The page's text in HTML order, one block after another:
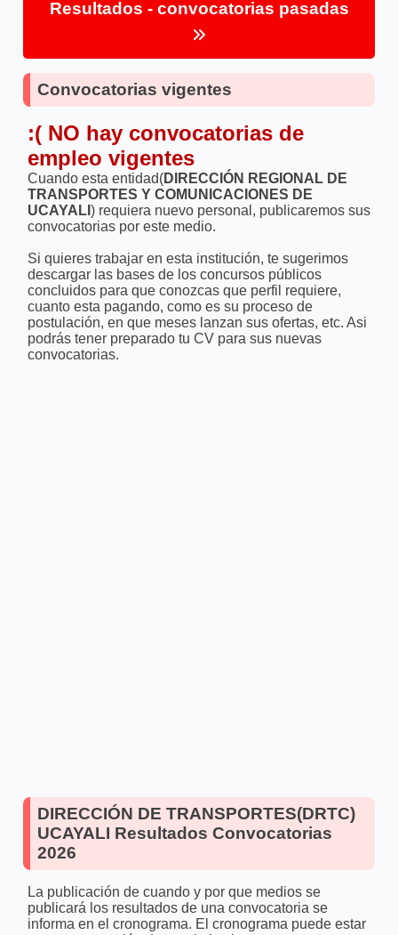
Resultados - convocatorias pasadas
Convocatorias vigentes
:( NO hay convocatorias de
empleo vigentes
Cuando esta entidad(DIRECCIÓN REGIONAL DE
TRANSPORTES Y COMUNICACIONES DE
UCAYALI ) requiera nuevo personal, publicaremos sus
convocatorias por este medio.
Si quieres trabajar en esta institución, te sugerimos
descargar las bases de los concursos públicos
concluidos para que conozcas que perfil requiere,
cuanto esta pagando, como es su proceso de
postulación, en que meses lanzan sus ofertas, etc. Asi
podrás tener preparado tu CV para sus nuevas
convocatorias.
DIRECCIÓN DE TRANSPORTES(DRTC)
UCAYALI Resultados Convocatorias
2026
La publicación de cuando y por que medios se
publicará los resultados de una convocatoria se
informa en el cronograma. El cronograma puede estar